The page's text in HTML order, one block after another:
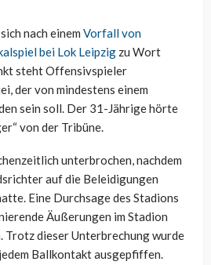
nach einem Vorfall von
bei Lok Leipzig zu Wort
steht Offensivspieler
der von mindestens einem
sein soll. Der 31-Jährige hörte
von der Tribüne.
unterbrochen, nachdem
auf die Beleidigungen
Eine Durchsage des Stadions
Äußerungen im Stadion
Trotz dieser Unterbrechung wurde
Ballkontakt ausgepfiffen.